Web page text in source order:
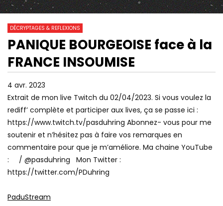
67 0
Watch Later
01:18:32
CET ANCIEN RG DÉVOILE TOUT SUR
LE VÉRITABLE PLAN DE MACRON ! |
GPTV
10:36
FORMATION D’UN
DÉCRYPTAGES & REFLEXIONS
PANIQUE BOURGEOISE face à la
FRANCE INSOUMISE
4 avr. 2023
Extrait de mon live Twitch du 02/04/2023. Si vous voulez la
rediff’ complète et participer aux lives, ça se passe ici :
https://www.twitch.tv/pasduhring Abonnez- vous pour me
soutenir et n’hésitez pas à faire vos remarques en
commentaire pour que je m’améliore. Ma chaine YouTube
: / @pasduhring Mon Twitter :
https://twitter.com/PDuhring
PaduStream